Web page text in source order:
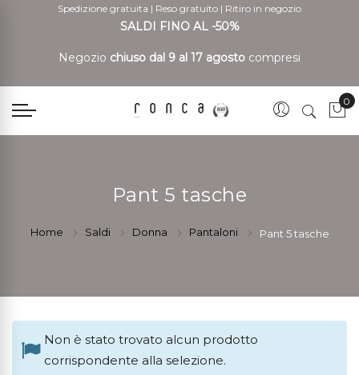
Spedizione gratuita | Reso gratuito | Ritiro in negozio
SALDI FINO AL -50%
Negozio chiuso dal 9 al 17 agosto compresi
0
Pant 5 tasche
Home Saldi Donna Pantaloni Pant 5 tasche
Non è stato trovato alcun prodotto
corrispondente alla selezione.